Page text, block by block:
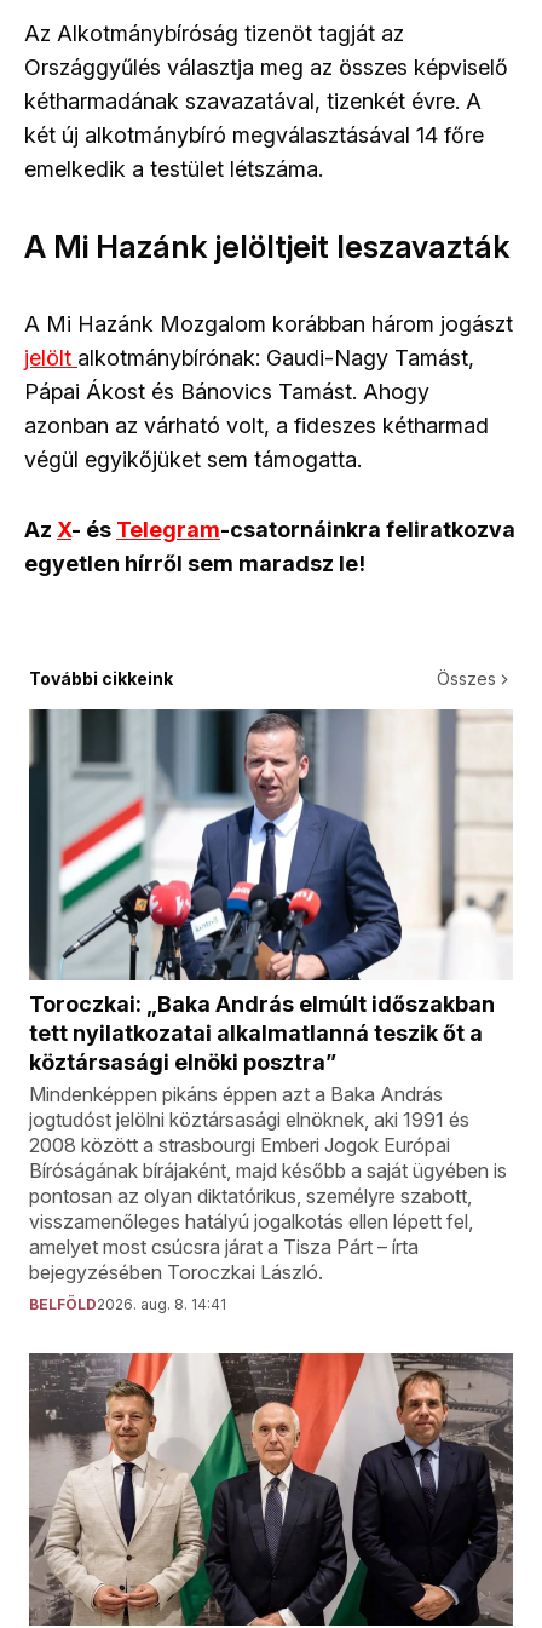
Az Alkotmánybíróság tizenöt tagját az
Országgyűlés választja meg az összes képviselő
kétharmadának szavazatával, tizenkét évre. A
két új alkotmánybíró megválasztásával 14 főre
emelkedik a testület létszáma.
A Mi Hazánk jelöltjeit leszavazták
A Mi Hazánk Mozgalom korábban három jogászt
jelölt alkotmánybírónak: Gaudi-Nagy Tamást,
Pápai Ákost és Bánovics Tamást. Ahogy
azonban az várható volt, a fideszes kétharmad
végül egyikőjüket sem támogatta.
Az X- és Telegram-csatornáinkra feliratkozva
egyetlen hírről sem maradsz le!
További cikkeink Összes
Toroczkai: „Baka András elmúlt időszakban
tett nyilatkozatai alkalmatlanná teszik őt a
köztársasági elnöki posztra”
Mindenképpen pikáns éppen azt a Baka András
jogtudóst jelölni köztársasági elnöknek, aki 1991 és
2008 között a strasbourgi Emberi Jogok Európai
Bíróságának bírájaként, majd később a saját ügyében is
pontosan az olyan diktatórikus, személyre szabott,
visszamenőleges hatályú jogalkotás ellen lépett fel,
amelyet most csúcsra járat a Tisza Párt – írta
bejegyzésében Toroczkai László.
BELFÖLD2026. aug. 8. 14:41